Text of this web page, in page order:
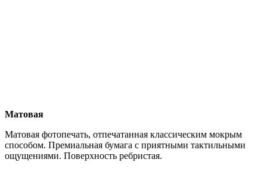
Матовая
Матовая фотопечать, отпечатанная классическим мокрым
способом. Премиальная бумага с приятными тактильными
ощущениями. Поверхность ребристая.